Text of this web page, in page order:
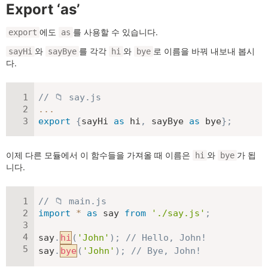
Export ‘as’
export 에도 as 를 사용할 수 있습니다.
sayHi 와 sayBye 를 각각 hi 와 bye 로 이름을 바꿔 내보내 봅시
다.
// 📁 say.js
...
export
{sayHi as hi , sayBye as bye} ;
이제 다른 모듈에서 이 함수들을 가져올 때 이름은 hi 와 bye 가 됩
니다.
// 📁 main.js
import
* as say from './say.js' ;
say. hi ( 'John' ) ;
// Hello, John!
say. bye ( 'John' ) ; // Bye, John!